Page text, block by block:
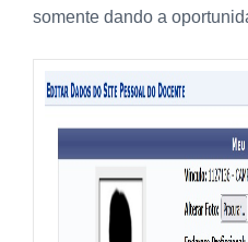
somente dando a